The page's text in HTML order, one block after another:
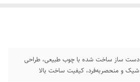
دست ساز ساخت شده با چوب طبیعی، طراحی
شیک و منحصربه‌فرد، کیفیت ساخت بالا